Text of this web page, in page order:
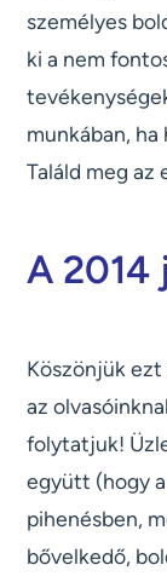
személyes
ki a nem
munkában, ha
Találd meg az
A 2014
Köszönjük
az
folytatjuk!
együtt (hogy
pihenésben,
bővelkedő,